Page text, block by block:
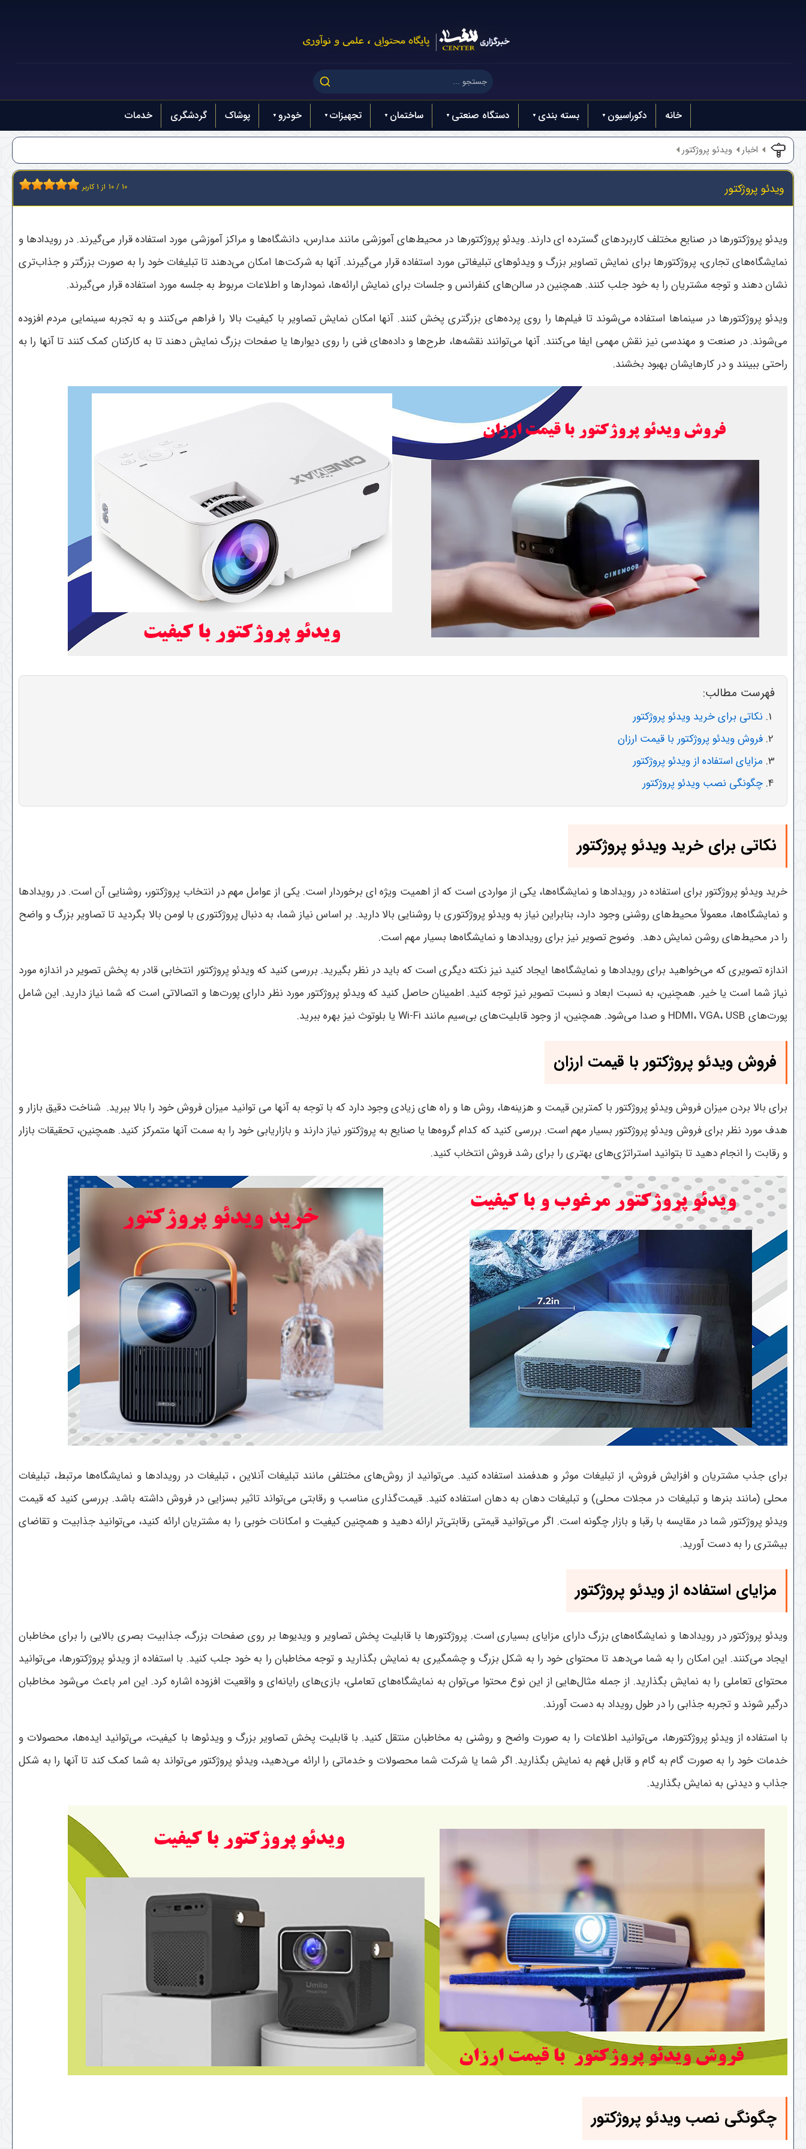
خانه دکوراسیون بسته بندی دستگاه صنعتی ساختمان تجهیزات خودرو پوشاک گردشگری خدمات
اخبار ویدئو پروژکتور
ویدئو پروژکتور 10 / 10 از 1کاربر
ویدئو پروژکتورها در صنایع مختلف کاربردهای گسترده ای دارند. ویدئو پروژکتورها در محیط‌های آموزشی مانند مدارس، دانشگاه‌ها و مراکز آموزشی مورد استفاده قرار می‌گیرند. در رویدادها و
نمایشگاه‌های تجاری، پروژکتورها برای نمایش تصاویر بزرگ و ویدئوهای تبلیغاتی مورد استفاده قرار می‌گیرند. آنها به شرکت‌ها امکان می‌دهند تا تبلیغات خود را به صورت بزرگتر و جذاب‌تری
نشان دهند و توجه مشتریان را به خود جلب کنند. همچنین در سالن‌های کنفرانس و جلسات برای نمایش ارائه‌ها، نمودارها و اطلاعات مربوط به جلسه مورد استفاده قرار می‌گیرند.
ویدئو پروژکتورها در سینماها استفاده می‌شوند تا فیلم‌ها را روی پرده‌های بزرگتری پخش کنند. آنها امکان نمایش تصاویر با کیفیت بالا را فراهم می‌کنند و به تجربه سینمایی مردم افزوده
می‌شوند. در صنعت و مهندسی نیز نقش مهمی ایفا می‌کنند. آنها می‌توانند نقشه‌ها، طرح‌ها و داده‌های فنی را روی دیوارها یا صفحات بزرگ نمایش دهند تا به کارکنان کمک کنند تا آنها را به
راحتی ببینند و در کارهایشان بهبود بخشند.
فهرست مطالب:
نکاتی برای خرید ویدئو پروژکتور
فروش ویدئو پروژکتور با قیمت ارزان
مزایای استفاده از ویدئو پروژکتور
چگونگی نصب ویدئو پروژکتور
نکاتی برای خرید ویدئو پروژکتور
خرید ویدئو پروژکتور برای استفاده در رویدادها و نمایشگاه‌ها، یکی از مواردی است که از اهمیت ویژه ای برخوردار است. یکی از عوامل مهم در انتخاب پروژکتور، روشنایی آن است. در رویدادها
و نمایشگاه‌ها، معمولاً محیط‌های روشنی وجود دارد، بنابراین نیاز به ویدئو پروژکتوری با روشنایی بالا دارید. بر اساس نیاز شما، به دنبال پروژکتوری با لومن بالا بگردید تا تصاویر بزرگ و واضح
را در محیط‌های روشن نمایش دهد. وضوح تصویر نیز برای رویدادها و نمایشگاه‌ها بسیار مهم است.
اندازه تصویری که می‌خواهید برای رویدادها و نمایشگاه‌ها ایجاد کنید نیز نکته دیگری است که باید در نظر بگیرید. بررسی کنید که ویدئو پروژکتور انتخابی قادر به پخش تصویر در اندازه مورد
نیاز شما است یا خیر. همچنین، به نسبت ابعاد و نسبت تصویر نیز توجه کنید. اطمینان حاصل کنید که ویدئو پروژکتور مورد نظر دارای پورت‌ها و اتصالاتی است که شما نیاز دارید. این شامل
پورت‌های HDMI، VGA، USB و صدا می‌شود. همچنین، از وجود قابلیت‌های بی‌سیم مانند Wi-Fi یا بلوتوث نیز بهره ببرید.
فروش ویدئو پروژکتور با قیمت ارزان
برای بالا بردن میزان فروش ویدئو پروژکتور با کمترین قیمت و هزینه‌ها، روش ها و راه های زیادی وجود دارد که با توجه به آنها می توانید میزان فروش خود را بالا ببرید. شناخت دقیق بازار و
هدف مورد نظر برای فروش ویدئو پروژکتور بسیار مهم است. بررسی کنید که کدام گروه‌ها یا صنایع به پروژکتور نیاز دارند و بازاریابی خود را به سمت آنها متمرکز کنید. همچنین، تحقیقات بازار
و رقابت را انجام دهید تا بتوانید استراتژی‌های بهتری را برای رشد فروش انتخاب کنید.
برای جذب مشتریان و افزایش فروش، از تبلیغات موثر و هدفمند استفاده کنید. می‌توانید از روش‌های مختلفی مانند تبلیغات آنلاین ، تبلیغات در رویدادها و نمایشگاه‌ها مرتبط، تبلیغات
محلی (مانند بنرها و تبلیغات در مجلات محلی) و تبلیغات دهان به دهان استفاده کنید. قیمت‌گذاری مناسب و رقابتی می‌تواند تاثیر بسزایی در فروش داشته باشد. بررسی کنید که قیمت
ویدئو پروژکتور شما در مقایسه با رقبا و بازار چگونه است. اگر می‌توانید قیمتی رقابتی‌تر ارائه دهید و همچنین کیفیت و امکانات خوبی را به مشتریان ارائه کنید، می‌توانید جذابیت و تقاضای
بیشتری را به دست آورید.
مزایای استفاده از ویدئو پروژکتور
ویدئو پروژکتور در رویدادها و نمایشگاه‌های بزرگ دارای مزایای بسیاری است. پروژکتورها با قابلیت پخش تصاویر و ویدیوها بر روی صفحات بزرگ، جذابیت بصری بالایی را برای مخاطبان
ایجاد می‌کنند. این امکان را به شما می‌دهد تا محتوای خود را به شکل بزرگ و چشمگیری به نمایش بگذارید و توجه مخاطبان را به خود جلب کنید. با استفاده از ویدئو پروژکتورها، می‌توانید
محتوای تعاملی را به نمایش بگذارید. از جمله مثال‌هایی از این نوع محتوا می‌توان به نمایشگاه‌های تعاملی، بازی‌های رایانه‌ای و واقعیت افزوده اشاره کرد. این امر باعث می‌شود مخاطبان
درگیر شوند و تجربه جذابی را در طول رویداد به دست آورند.
با استفاده از ویدئو پروژکتورها، می‌توانید اطلاعات را به صورت واضح و روشنی به مخاطبان منتقل کنید. با قابلیت پخش تصاویر بزرگ و ویدئوها با کیفیت، می‌توانید ایده‌ها، محصولات و
خدمات خود را به صورت گام به گام و قابل فهم به نمایش بگذارید. اگر شما یا شرکت شما محصولات و خدماتی را ارائه می‌دهید، ویدئو پروژکتور می‌تواند به شما کمک کند تا آنها را به شکل
جذاب و دیدنی به نمایش بگذارید.
چگونگی نصب ویدئو پروژکتور